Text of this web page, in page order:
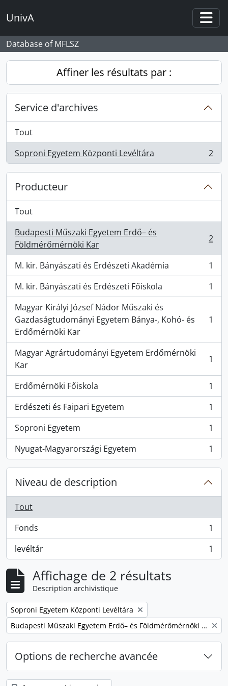
UnivA
Database of MFLSZ
Affiner les résultats par :
Service d'archives
Tout
Soproni Egyetem Központi Levéltára
, 2 résultats 2
Producteur
Tout
Budapesti Műszaki Egyetem Erdő– és
Földmérőmérnöki Kar
, 2 résultats 2
M. kir. Bányászati és Erdészeti Akadémia
, 1 résultats
1
M. kir. Bányászati és Erdészeti Főiskola
, 1 résultats
1
Magyar Királyi József Nádor Műszaki és
Gazdaságtudományi Egyetem Bánya-, Kohó- és
Erdőmérnöki Kar
, 1 résultats 1
Magyar Agrártudományi Egyetem Erdőmérnöki
Kar
, 1 résultats 1
Erdőmérnöki Főiskola
, 1 résultats
1
Erdészeti és Faipari Egyetem
, 1 résultats
1
Soproni Egyetem
, 1 résultats
1
Nyugat-Magyarországi Egyetem
, 1 résultats 1
Niveau de description
Tout
Fonds
, 1 résultats
1
levéltár
, 1 résultats 1
Affichage de 2 résultats
Description archivistique
Remove filter:
Soproni Egyetem Központi Levéltára
Remove filter:
Budapesti Műszaki Egyetem Erdő– és Földmérőmérnöki Kar
Options de recherche avancée